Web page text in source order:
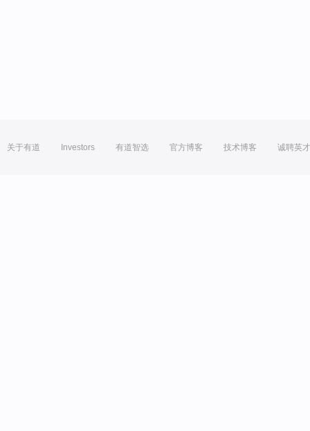
关于有道 Investors 有道智选 官方博客 技术博客 诚聘英才